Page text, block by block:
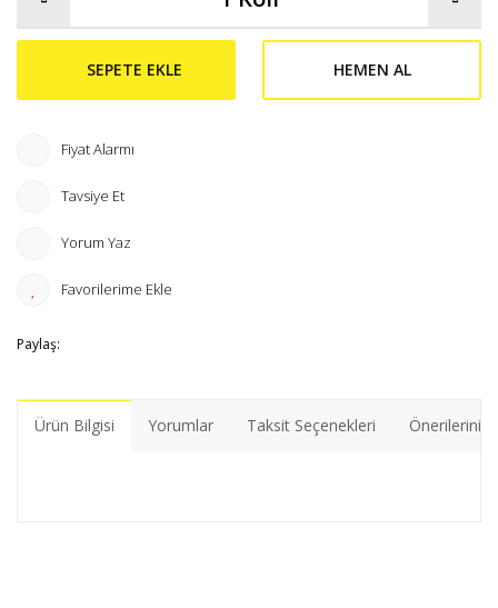
SEPETE EKLE HEMEN AL
Fiyat Alarmı
Tavsiye Et
Yorum Yaz
Paylaş:
Ürün Bilgisi Yorumlar Taksit Seçenekleri Önerileriniz